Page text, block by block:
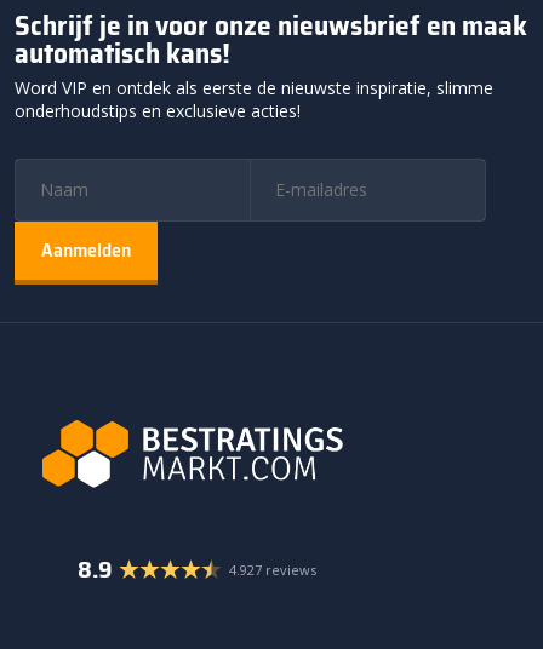
Schrijf je in voor onze nieuwsbrief en maak
automatisch kans!
Word VIP en ontdek als eerste de nieuwste inspiratie, slimme
onderhoudstips en exclusieve acties!
8.9 4.927 reviews